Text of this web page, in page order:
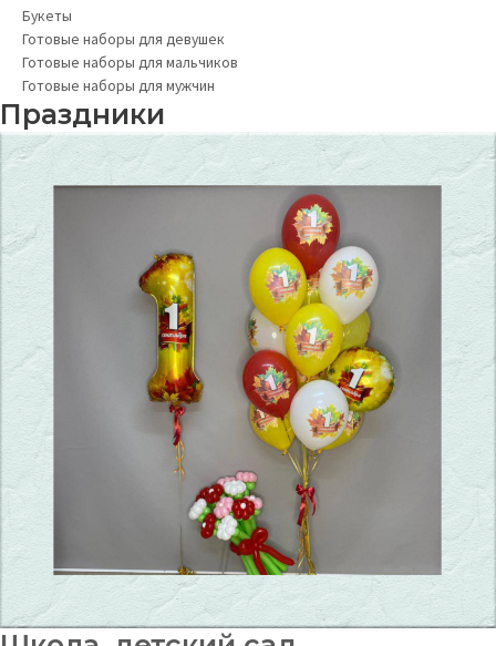
Букеты
Готовые наборы для девушек
Готовые наборы для мальчиков
Готовые наборы для мужчин
Праздники